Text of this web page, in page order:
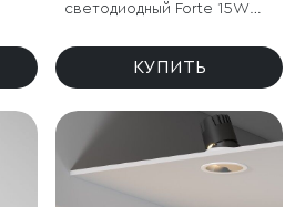
светодиодный Forte 15W
КУПИТЬ